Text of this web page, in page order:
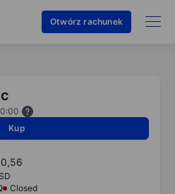
Otwórz rachunek
Kup
Closed